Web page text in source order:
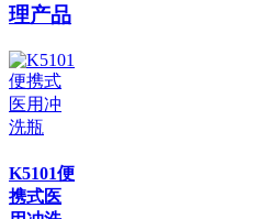
理产品
K5101便
携式医